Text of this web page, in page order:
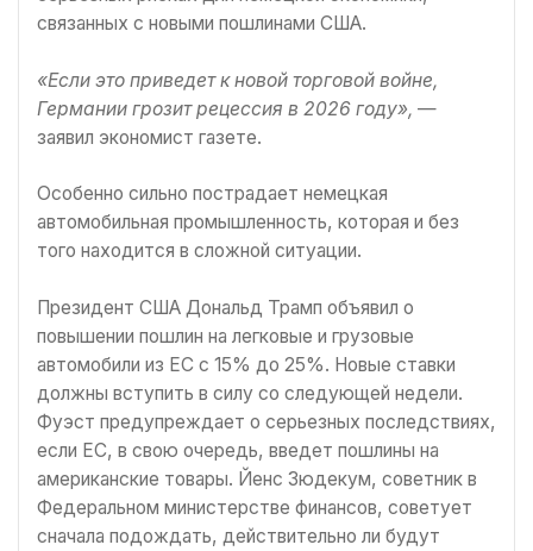
связанных с новыми пошлинами США.
«Если это приведет к новой торговой войне,
Германии грозит рецессия в 2026 году», —
заявил экономист газете.
Особенно сильно пострадает немецкая
автомобильная промышленность, которая и без
того находится в сложной ситуации.
Президент США Дональд Трамп объявил о
повышении пошлин на легковые и грузовые
автомобили из ЕС с 15% до 25%. Новые ставки
должны вступить в силу со следующей недели.
Фуэст предупреждает о серьезных последствиях,
если ЕС, в свою очередь, введет пошлины на
американские товары. Йенс Зюдекум, советник в
Федеральном министерстве финансов, советует
сначала подождать, действительно ли будут